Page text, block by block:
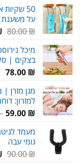
50
על
80.00₪
מיכל
בצקים |
78.00 ₪
מגן מזרן |
למזרון:
59.00 ₪
–
מעמד
גומי עבה
90.00₪